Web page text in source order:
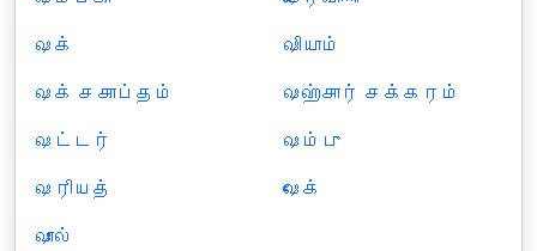
ஷக்
ஷக் சகாப்தம்
ஷட்டர்
ஷரியத்
ஷால்
ஷியாம்
ஷஹ்சார் சக்கரம்
ஷம்பு
ஷேக்